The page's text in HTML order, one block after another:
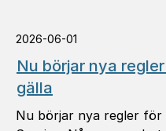
2026-06-01
Nu börjar nya
gälla
Nu börjar nya regler